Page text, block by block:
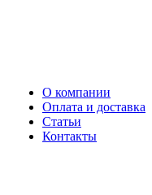
О компании
Оплата и доставка
Статьи
Контакты